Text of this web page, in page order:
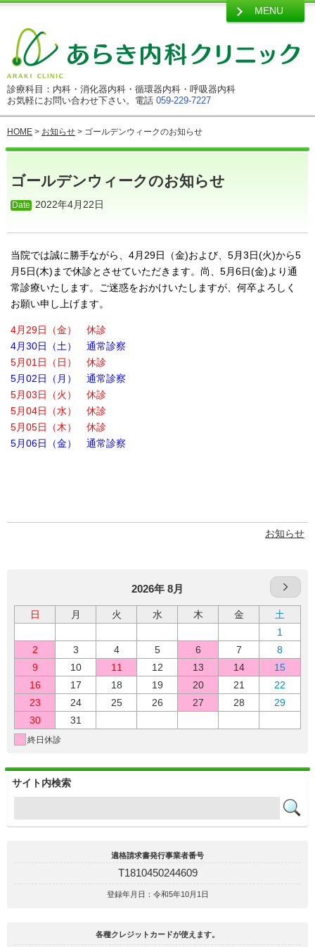
診療科目：内科・消化器内科・循環器内科・呼吸器内科
お気軽にお問い合わせ下さい。電話 059-229-7227
HOME > お知らせ > ゴールデンウィークのお知らせ
ゴールデンウィークのお知らせ
2022年4月22日
当院では誠に勝手ながら、4月29日（金)および、 5月3日(火)から5
月5日(木)まで休診とさせていただきます。尚、5月6日(金)より通
常診療いたします。ご迷惑をおかけいたしますが、何卒よろしく
お願い申し上げます。
4月29日（金） 休診
4月30日（土） 通常診察
5月01日（日） 休診
5月02日（月） 通常診察
5月03日（火） 休診
5月04日（水） 休診
5月05日（木） 休診
5月06日（金） 通常診察
お知らせ
MENU
2026年 8月
日 月 火 水 木 金
土
1
2
3 4 5 6 7
8
9
10 11 12 13 14
15
16
17 18 19 20 21
22
23
24 25 26 27 28
29
30
31
終日休診
サイト内検索
適格請求書発行事業者番号
T1810450244609
登録年月日：令和5年10月1日
各種クレジットカードが使えます。